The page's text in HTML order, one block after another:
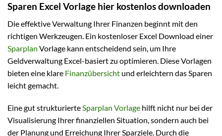
Sparen Excel Vorlage hier kostenlos downloaden
Die effektive Verwaltung Ihrer Finanzen beginnt mit den
richtigen Werkzeugen. Ein kostenloser Excel Download einer
Sparplan Vorlage kann entscheidend sein, um Ihre
Geldverwaltung Excel-basiert zu optimieren. Diese Vorlagen
bieten eine klare Finanzübersicht und erleichtern das Sparen
leicht gemacht.
Eine gut strukturierteSparplan Vorlage hilft nicht nur bei der
Visualisierung Ihrer finanziellen Situation, sondern auch bei
der Planung und Erreichung Ihrer Sparziele. Durch die